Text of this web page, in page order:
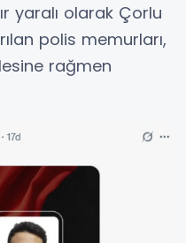
yaralı olarak Çorlu
polis memurları,
rağmen